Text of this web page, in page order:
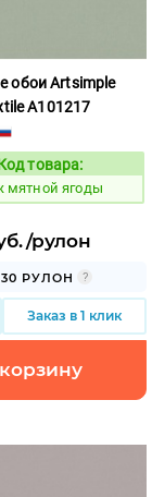
обои Artsimple
A101217
992249
товара:
мятной ягоды
рулон
РУЛОН
Заказ в 1 клик